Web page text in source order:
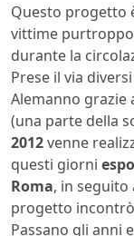
Questo progetto
vittime
durante la
Prese il via
Alemanno grazie
(una parte della
2012venne
questi giorni
Roma, in seguito
progetto
Passano gli anni